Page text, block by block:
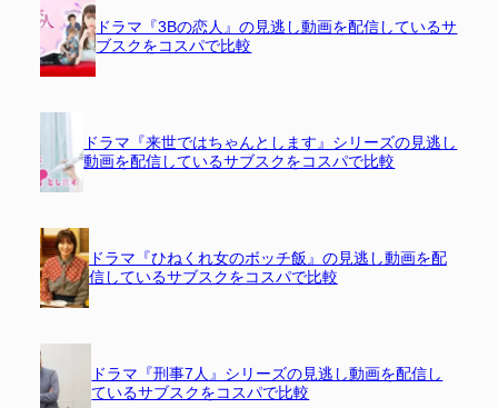
ドラマ『3Bの恋人』の見逃し動画を配信しているサ
ブスクをコスパで比較
ドラマ『来世ではちゃんとします』シリーズの見逃し
動画を配信しているサブスクをコスパで比較
ドラマ『ひねくれ女のボッチ飯』の見逃し動画を配
信しているサブスクをコスパで比較
ドラマ『刑事7人』シリーズの見逃し動画を配信し
ているサブスクをコスパで比較